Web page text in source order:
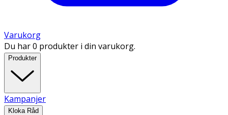
Varukorg
Du har 0 produkter i din varukorg.
Produkter
Kampanjer
Kloka Råd